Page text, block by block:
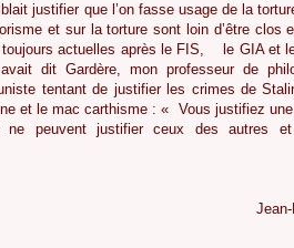
justifier que l’on fasse usage de la
et sur la torture sont loin d’être clos
actuelles après le FIS,
le GIA et
dit Gardère, mon professeur de
tentant de justifier les crimes de
et le mac carthisme : « Vous justifiez
ne peuvent justifier ceux des autres